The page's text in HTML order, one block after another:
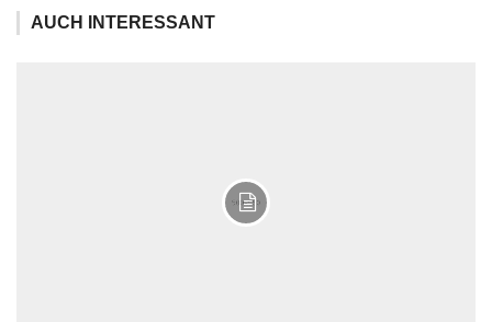
AUCH INTERESSANT